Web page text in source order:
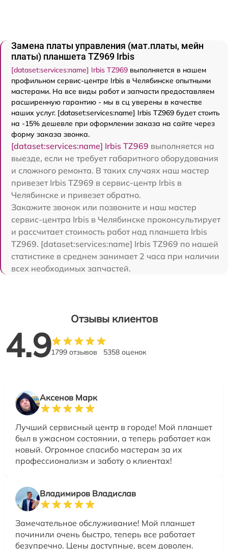
Замена платы управления (мат.платы, мейн
платы) планшета TZ969 Irbis
[dataset:services:name] Irbis TZ969 выполняется в нашем
профильном сервис-центре Irbis в Челябинске опытными
мастерами. На все виды работ и запчасти предоставляем
расширенную гарантию - мы в сц уверены в качестве
наших услуг. [dataset:services:name] Irbis TZ969 будет стоить
на -15% дешевле при оформлении заказа на сайте через
форму заказа звонка.
[dataset:services:name] Irbis TZ969 выполняется на
выезде, если не требует габаритного оборудования
и сложного ремонта. В таких случаях наш мастер
привезет Irbis TZ969 в сервис-центр Irbis в
Челябинске и привезет обратно.
Закажите звонок или позвоните и наш мастер
сервис-центра Irbis в Челябинске проконсультирует
и рассчитает стоимость работ над планшета Irbis
TZ969. [dataset:services:name] Irbis TZ969 по нашей
статистике в среднем занимает 2 часа при наличии
всех необходимых запчастей.
Отзывы клиентов
4.91799 отзывов 5358 оценок
Аксенов Марк
Лучший сервисный центр в городе! Мой планшет
был в ужасном состоянии, а теперь работает как
новый. Огромное спасибо мастерам за их
профессионализм и заботу о клиентах!
Владимиров Владислав
Замечательное обслуживание! Мой планшет
починили очень быстро, теперь все работает
безупречно. Цены доступные, всем доволен.